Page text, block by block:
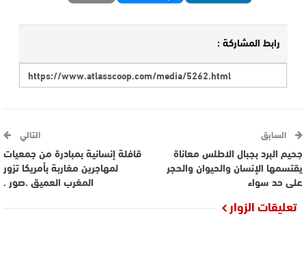
رابط المشاركة :
السابق
جحيم البرد بجبال الاطلس معاناة
يقتسمها الإنسان والحيوان والحجر
على حد سواء
التالي
قافلة إنسانية بمبادرة من جمعيات
لمهاجرين مغاربة بأمريكا تزور
المغرب العميق .صور .
تعليقات الزوار